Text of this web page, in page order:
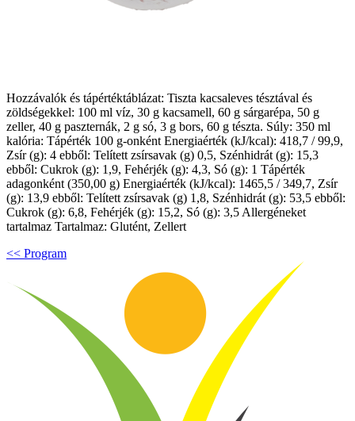
Hozzávalók és tápértéktáblázat: Tiszta kacsaleves tésztával és
zöldségekkel: 100 ml víz, 30 g kacsamell, 60 g sárgarépa, 50 g
zeller, 40 g paszternák, 2 g só, 3 g bors, 60 g tészta. Súly: 350 ml
kalória: Tápérték 100 g-onként Energiaérték (kJ/kcal): 418,7 / 99,9,
Zsír (g): 4 ebből: Telített zsírsavak (g) 0,5, Szénhidrát (g): 15,3
ebből: Cukrok (g): 1,9, Fehérjék (g): 4,3, Só (g): 1 Tápérték
adagonként (350,00 g) Energiaérték (kJ/kcal): 1465,5 / 349,7, Zsír
(g): 13,9 ebből: Telített zsírsavak (g) 1,8, Szénhidrát (g): 53,5 ebből:
Cukrok (g): 6,8, Fehérjék (g): 15,2, Só (g): 3,5 Allergéneket
tartalmaz Tartalmaz: Glutént, Zellert
<< Program